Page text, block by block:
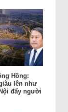
Hồng:
lên như
đẩy người